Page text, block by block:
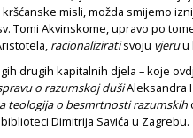
misli, možda smijemo
Tomi Akvinskome, upravo po
racionaliziratisvoju vjeruu
drugih kapitalnih djela – koje
o razumskoj dušiAleksandra
teologija o besmrtnosti razumskih
Dimitrija Savića u Zagrebu.